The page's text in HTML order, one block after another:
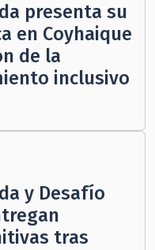
presenta su
en Coyhaique
de la
inclusivo
y Desafío
tras